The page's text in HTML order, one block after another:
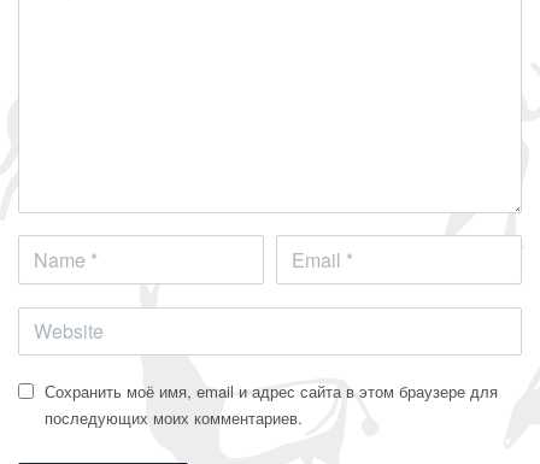
Сохранить моё имя, email и адрес сайта в этом браузере для
последующих моих комментариев.